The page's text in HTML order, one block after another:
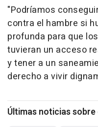
"Podríamos
contra el hambre si
profunda para que
tuvieran un acceso
y tener a un
derecho a vivir
Últimas noticias